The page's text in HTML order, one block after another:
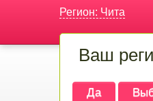
Регион: Чита
Ваш
Да